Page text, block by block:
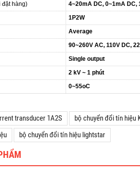
đặt hàng)
4~20mA DC, 0~1mA DC,
1P2W
Average
90~260V AC, 110V DC,
Single output
2 kV ~ 1 phút
0~55oC
transducer 1A2S bộ chuyển đổi tín hiệu
bộ chuyển đổi tín hiệu lightstar